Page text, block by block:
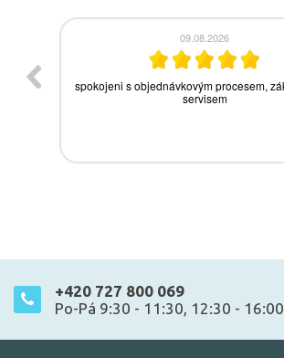
+420 727 800 069
Po-Pá 9:30 - 11:30, 12:30 - 16:00